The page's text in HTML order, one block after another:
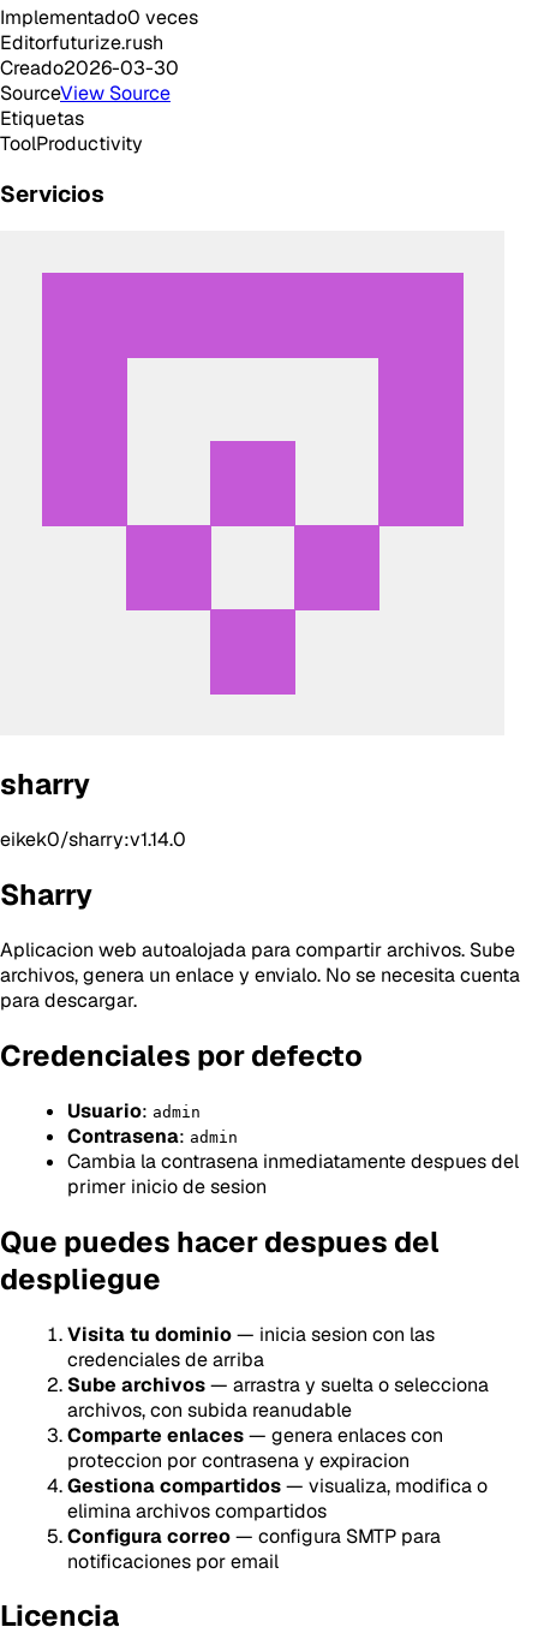
Implementado0 veces
Editorfuturize.rush
Creado2026-03-30
SourceView Source
Etiquetas
ToolProductivity
Servicios
sharry
eikek0/sharry:v1.14.0
Sharry
Aplicacion web autoalojada para compartir archivos. Sube
archivos, genera un enlace y envialo. No se necesita cuenta
para descargar.
Credenciales por defecto
Usuario: admin
Contrasena: admin
Cambia la contrasena inmediatamente despues del
primer inicio de sesion
Que puedes hacer despues del
despliegue
Visita tu dominio— inicia sesion con las
credenciales de arriba
Sube archivos— arrastra y suelta o selecciona
archivos, con subida reanudable
Comparte enlaces— genera enlaces con
proteccion por contrasena y expiracion
Gestiona compartidos— visualiza, modifica o
elimina archivos compartidos
Configura correo— configura SMTP para
notificaciones por email
Licencia